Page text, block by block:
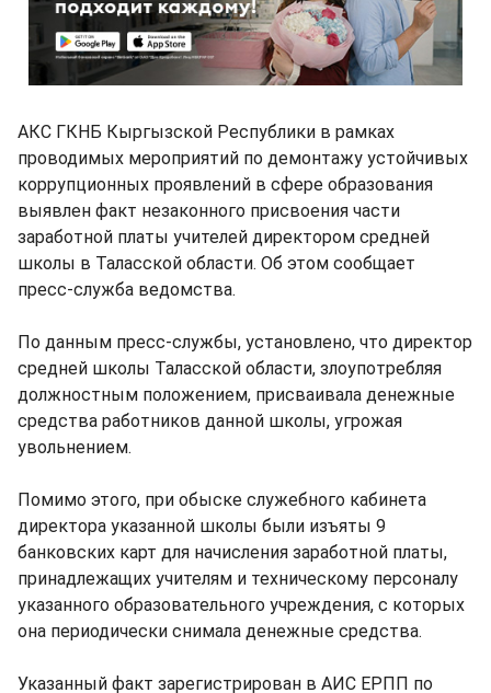
АКС ГКНБ Кыргызской Республики в рамках
проводимых мероприятий по демонтажу устойчивых
коррупционных проявлений в сфере образования
выявлен факт незаконного присвоения части
заработной платы учителей директором средней
школы в Таласской области. Об этом сообщает
пресс-служба ведомства.
По данным пресс-службы, установлено, что директор
средней школы Таласской области, злоупотребляя
должностным положением, присваивала денежные
средства работников данной школы, угрожая
увольнением.
Помимо этого, при обыске служебного кабинета
директора указанной школы были изъяты 9
банковских карт для начисления заработной платы,
принадлежащих учителям и техническому персоналу
указанного образовательного учреждения, с которых
она периодически снимала денежные средства.
Указанный факт зарегистрирован в АИС ЕРПП по